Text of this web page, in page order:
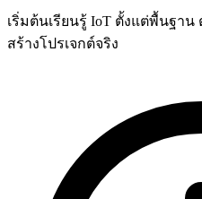
เริ่มต้นเรียนรู้ IoT ตั้งแต่พื้นฐาน
สร้างโปรเจกต์จริง